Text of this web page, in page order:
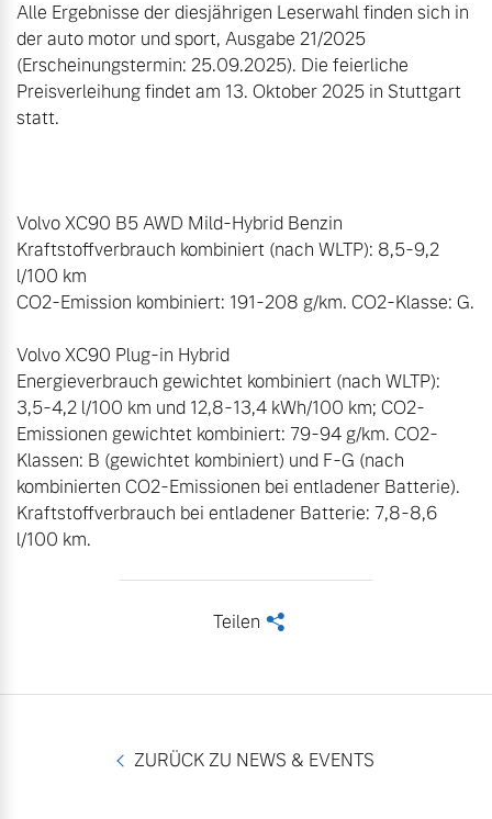
Alle Ergebnisse der diesjährigen Leserwahl finden sich in
der auto motor und sport, Ausgabe 21/2025
(Erscheinungstermin: 25.09.2025). Die feierliche
Preisverleihung findet am 13. Oktober 2025 in Stuttgart
statt.
Volvo XC90 B5 AWD Mild-Hybrid Benzin
Kraftstoffverbrauch kombiniert (nach WLTP): 8,5-9,2
l/100 km
CO2-Emission kombiniert: 191-208 g/km. CO2-Klasse: G.
Volvo XC90 Plug-in Hybrid
Energieverbrauch gewichtet kombiniert (nach WLTP):
3,5-4,2 l/100 km und 12,8-13,4 kWh/100 km; CO2-
Emissionen gewichtet kombiniert: 79-94 g/km. CO2-
Klassen: B (gewichtet kombiniert) und F-G (nach
kombinierten CO2-Emissionen bei entladener Batterie).
Kraftstoffverbrauch bei entladener Batterie: 7,8-8,6
l/100 km.
Teilen <
ZURÜCK ZU NEWS & EVENTS